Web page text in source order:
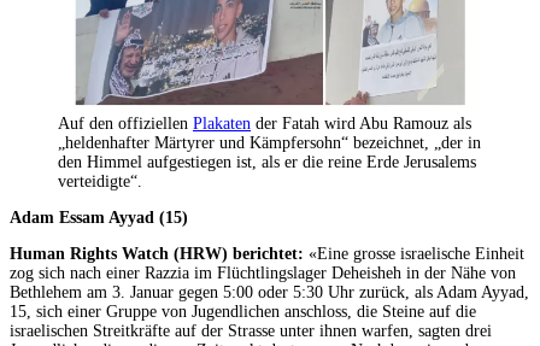
Auf den offiziellen Plakaten der Fatah wird Abu Ramouz als
„heldenhafter Märtyrer und Kämpfersohn“ bezeichnet, „der in
den Himmel aufgestiegen ist, als er die reine Erde Jerusalems
verteidigte“.
Adam Essam Ayyad (15)
Human Rights Watch (HRW) berichtet: «Eine grosse israelische Einheit
zog sich nach einer Razzia im Flüchtlingslager Deheisheh in der Nähe von
Bethlehem am 3. Januar gegen 5:00 oder 5:30 Uhr zurück, als Adam Ayyad,
15, sich einer Gruppe von Jugendlichen anschloss, die Steine auf die
israelischen Streitkräfte auf der Strasse unter ihnen warfen, sagten drei